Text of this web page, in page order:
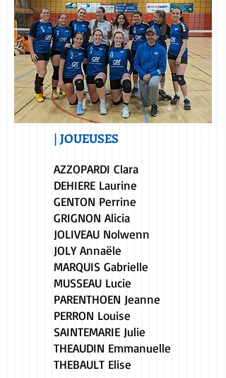
| JOUEUSES
AZZOPARDI Clara
DEHIERE Laurine
GENTON Perrine
GRIGNON Alicia
JOLIVEAU Nolwenn
JOLY Annaële
MARQUIS Gabrielle
MUSSEAU Lucie
PARENTHOEN Jeanne
PERRON Louise
SAINTEMARIE Julie
THEAUDIN Emmanuelle
THEBAULT Elise